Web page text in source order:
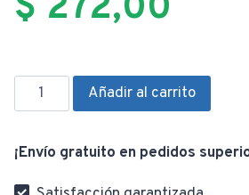
Martillo
de
220G
8OZ
Añadir al carrito
¡Envío gratuito en pedidos